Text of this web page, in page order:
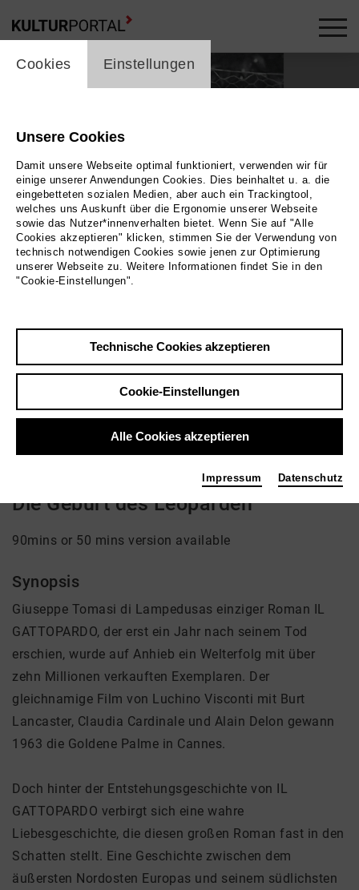
Foto Gioacchino Lanza Tomasi | KickFilm GmbH
Zurück|Übersicht
Film Info
Deutschland 2018 | 90 min.
Regie: Luigi Falorni, Roland Wagner
kein Angebot eingestellt
Die Geburt des Leoparden
90mins or 50 mins version available
Synopsis
Giuseppe Tomasi di Lampedusas einziger Roman IL
GATTOPARDO, der erst ein Jahr nach seinem Tod
erschien, wurde auf Anhieb ein Welterfolg mit über
zehn Millionen verkauften Exemplaren. Der
gleichnamige Film von Luchino Visconti mit Burt
Lancaster, Claudia Cardinale und Alain Delon gewann
1963 die Goldene Palme in Cannes.
Doch hinter der Entstehungsgeschichte von IL
GATTOPARDO verbirgt sich eine wahre
Liebesgeschichte, die diesen großen Roman fast in den
Schatten stellt. Eine Geschichte zwischen dem
äußersten Nordosten Europas und seinem südlichsten
cookie_layer
Cookies Einstellungen
Unsere Cookies
Damit unsere Webseite optimal funktioniert, verwenden wir für
einige unserer Anwendungen Cookies. Dies beinhaltet u. a. die
eingebetteten sozialen Medien, aber auch ein Trackingtool,
welches uns Auskunft über die Ergonomie unserer Webseite
sowie das Nutzer*innenverhalten bietet. Wenn Sie auf "Alle
Cookies akzeptieren" klicken, stimmen Sie der Verwendung von
technisch notwendigen Cookies sowie jenen zur Optimierung
unserer Webseite zu. Weitere Informationen findet Sie in den
"Cookie-Einstellungen".
Technische Cookies akzeptieren
Cookie-Einstellungen
Alle Cookies akzeptieren
Impressum Datenschutz